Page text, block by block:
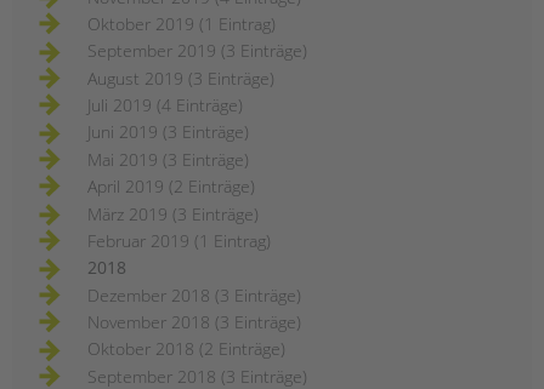
Oktober 2019 (1 Eintrag)
September 2019 (3 Einträge)
August 2019 (3 Einträge)
Juli 2019 (4 Einträge)
Juni 2019 (3 Einträge)
Mai 2019 (3 Einträge)
April 2019 (2 Einträge)
März 2019 (3 Einträge)
Februar 2019 (1 Eintrag)
2018
Dezember 2018 (3 Einträge)
November 2018 (3 Einträge)
Oktober 2018 (2 Einträge)
September 2018 (3 Einträge)